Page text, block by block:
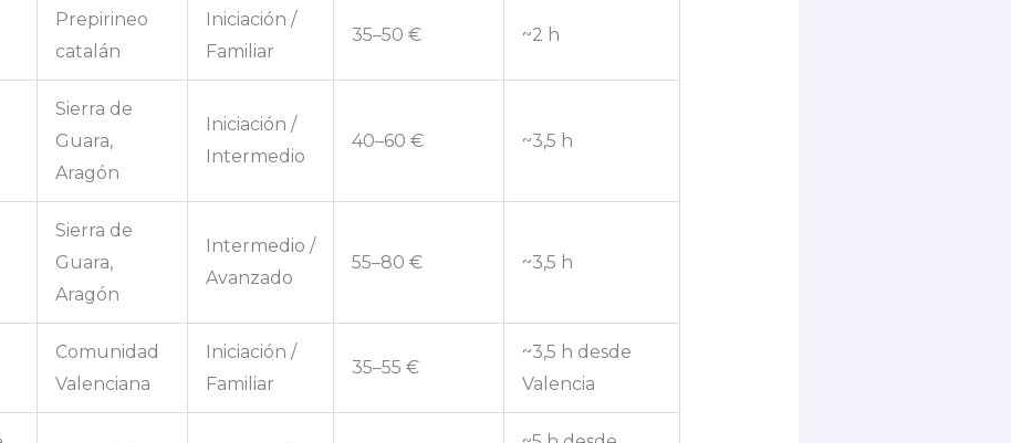
Prepirineo
catalán
Iniciación /
Familiar
35–50 € ~2 h
Sierra de
Guara,
Aragón
Iniciación /
Intermedio
40–60 € ~3,5 h
Sierra de
Guara,
Aragón
Intermedio /
Avanzado
55–80 € ~3,5 h
Comunidad
Valenciana
Iniciación /
Familiar
35–55 €
~3,5 h desde
Valencia